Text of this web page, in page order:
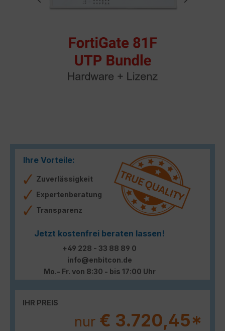
Ihre Vorteile:
Zuverlässigkeit
Expertenberatung
Transparenz
Jetzt kostenfrei beraten lassen!
+49 228 - 33 88 89 0
info@enbitcon.de
Mo.- Fr. von 8:30 - bis 17:00 Uhr
IHR PREIS
nur € 3.720,45*